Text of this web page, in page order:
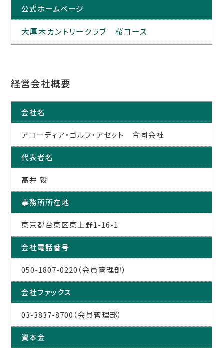
公式ホームページ
大厚木カントリークラブ 桜コース
経営会社概要
会社名
アコーディア・ゴルフ・アセット 合同会社
代表者名
高井 毅
事務所所在地
東京都台東区東上野1-16-1
会社電話番号
050-1807-0220（会員管理部）
会社ファックス
03-3837-8700（会員管理部）
資本金